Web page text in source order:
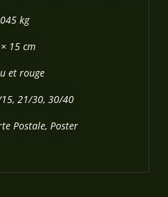
kg
15 cm
et rouge
21/30, 30/40
Postale, Poster